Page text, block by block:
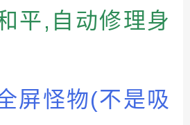
平,自动修理身
屏怪物(不是吸